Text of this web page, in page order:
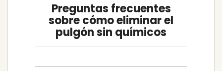
Preguntas frecuentes
sobre cómo eliminar el
pulgón sin químicos